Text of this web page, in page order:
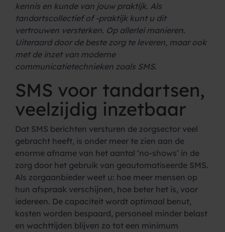
kennis en kunde van jouw praktijk. Als
tandartscollectief of -praktijk kunt u dit
vertrouwen versterken. Op allerlei manieren.
Uiteraard door de beste zorg te leveren, maar ook
met de inzet van moderne
communicatietechnieken zoals SMS.
SMS voor tandartsen,
veelzijdig inzetbaar
Dat SMS berichten versturen de zorgsector veel
gebracht heeft, is onder meer te zien aan de
enorme afname van het aantal ‘no-shows’ in de
zorg door het gebruik van geautomatiseerde SMS.
Als zorgaanbieder weet u: hoe meer mensen op
hun afspraak verschijnen, hoe beter het is, voor
iedereen. De capaciteit wordt optimaal benut,
kosten worden bespaard, personeel minder belast
en wachttijden blijven zo tot een minimum